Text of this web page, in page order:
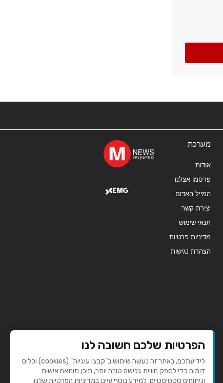
מערכת
אודות
פרסמו אצלנו
המייל האדום
יצירת קשר
תנאי שימוש
מדיניות פרטיות
הצהרת נגישות
הפרטיות שלכם חשובה לנו
לידיעתכם, באתר זה נעשה שימוש ב"קבצי עוגיות" (cookies) וכלים
דומים כדי לספק חוויית גלישה טובה יותר, תוכן מותאם אישית
וניתוחים סטטיסטיים. למידע נוסף עיינו במדיניות הפרטיות שלנו.